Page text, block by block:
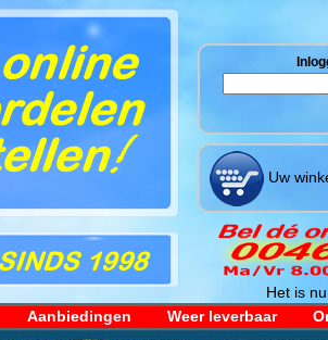
Uw
Het is
Aanbiedingen Weer leverbaar